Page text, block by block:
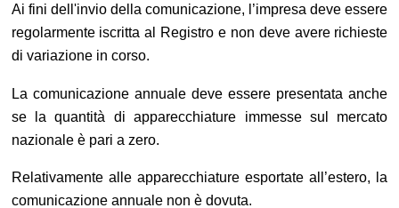
Ai fini dell'invio della comunicazione, l’impresa deve essere
regolarmente iscritta al Registro e non deve avere richieste
di variazione in corso.
La comunicazione annuale deve essere presentata anche
se la quantità di apparecchiature immesse sul mercato
nazionale è pari a zero.
Relativamente alle apparecchiature esportate all’estero, la
comunicazione annuale non è dovuta.